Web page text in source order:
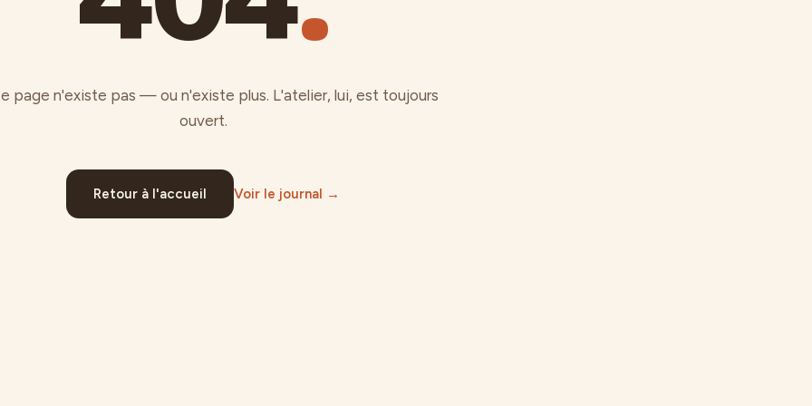
page n'existe pas — ou n'existe plus. L'atelier, lui, est toujours
ouvert.
Retour à l'accueil Voir le journal →